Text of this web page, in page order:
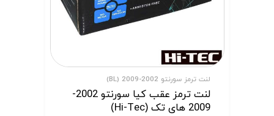
لنت ترمز سورنتو 2002-2009 (BL)
لنت ترمز عقب کیا سورنتو 2002-
2009 های تک (Hi-Tec)